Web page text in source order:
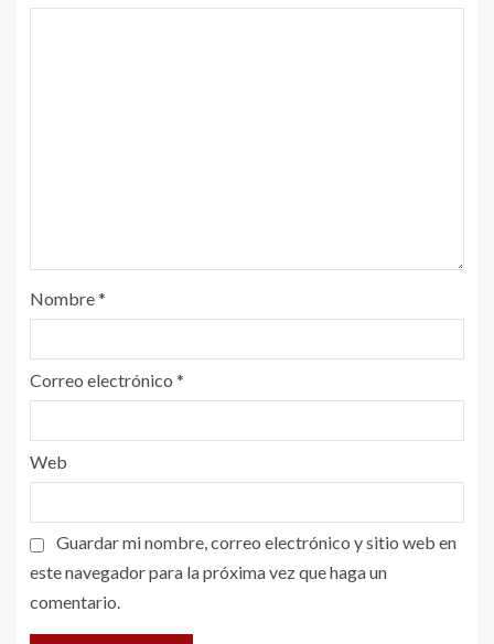
Nombre*
Correo electrónico *
Web
Guardar mi nombre, correo electrónico y sitio web en
este navegador para la próxima vez que haga un
comentario.